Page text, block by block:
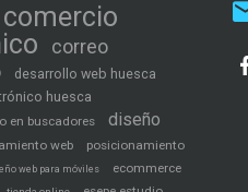
comercio
correo
desarrollo web huesca
huesca
en buscadores
diseño
web
posicionamiento
web para móviles ecommerce